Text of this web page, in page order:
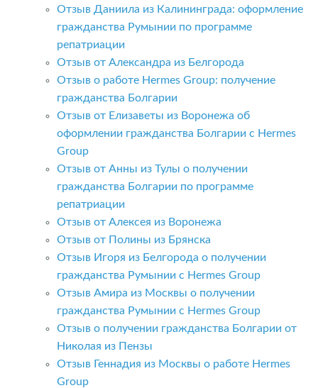
Отзыв Даниила из Калининграда: оформление
гражданства Румынии по программе
репатриации
Отзыв от Александра из Белгорода
Отзыв о работе Hermes Group: получение
гражданства Болгарии
Отзыв от Елизаветы из Воронежа об
оформлении гражданства Болгарии с Hermes
Group
Отзыв от Анны из Тулы о получении
гражданства Болгарии по программе
репатриации
Отзыв от Алексея из Воронежа
Отзыв от Полины из Брянска
Отзыв Игоря из Белгорода о получении
гражданства Румынии с Hermes Group
Отзыв Амира из Москвы о получении
гражданства Румынии с Hermes Group
Отзыв о получении гражданства Болгарии от
Николая из Пензы
Отзыв Геннадия из Москвы о работе Hermes
Group